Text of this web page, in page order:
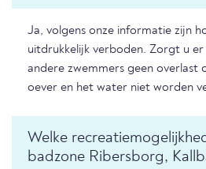
Ja, volgens onze informatie zijn
uitdrukkelijk verboden. Zorgt u
andere zwemmers geen overlast
oever en het water niet worden
Welke
badzone Ribersborg,